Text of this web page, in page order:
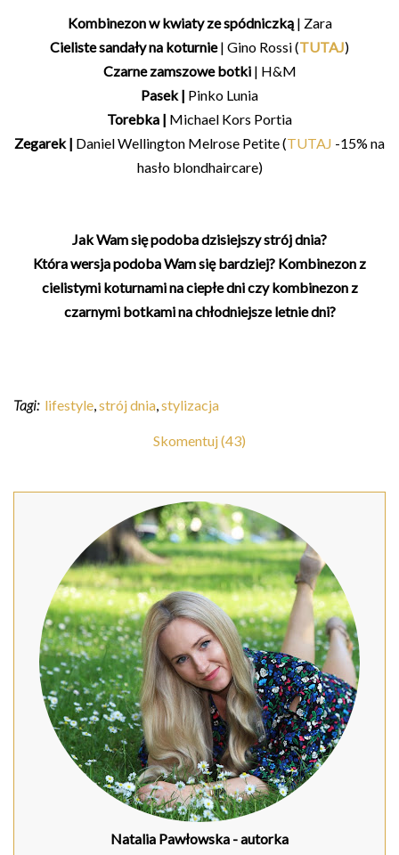
Kombinezon w kwiaty ze spódniczką| Zara
Cieliste sandały na koturnie| Gino Rossi (TUTAJ)
Czarne zamszowe botki| H&M
Pasek | Pinko Lunia
Torebka | Michael Kors Portia
Zegarek | Daniel Wellington Melrose Petite (TUTAJ -15% na
hasło blondhaircare)
Jak Wam się podoba dzisiejszy strój dnia?
Która wersja podoba Wam się bardziej? Kombinezon z
cielistymi koturnami na ciepłe dni czy kombinezon z
czarnymi botkami na chłodniejsze letnie dni?
Tagi: lifestyle,strój dnia,stylizacja
Skomentuj (43)
Natalia Pawłowska - autorka